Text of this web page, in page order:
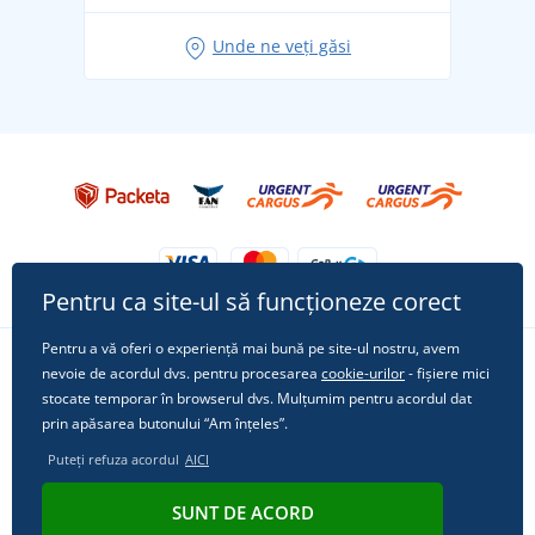
Tricoul preferat City în rol principal: ținute pentru
Unde ne veți găsi
Urmărește-ne pe rețelele sociale
© 2011 - 2026, Dual Trade s.r.o. | Din punct de vedere tehnic oferă
Pentru ca site-ul să funcționeze corect
Pentru a vă oferi o experiență mai bună pe site-ul nostru, avem
nevoie de acordul dvs. pentru procesarea cookie-urilor- fișiere mici
stocate temporar în browserul dvs. Mulțumim pentru acordul dat
prin apăsarea butonului “Am înțeles”.
Puteți refuza acordul AICI
SUNT DE ACORD